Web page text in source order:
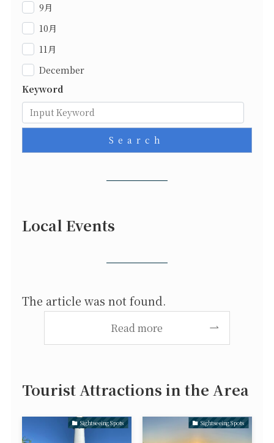
9月
10月
11月
December
Keyword
Search
Local Events
The article was not found.
Read more
Tourist Attractions in the Area
Sightseeing Spots Sightseeing Spots